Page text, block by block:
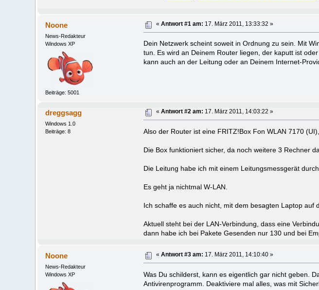
Noone
News-Redakteur
Windows XP
Beiträge: 5001
«Antwort #1 am: 17. März 2011, 13:33:32 »
Dein Netzwerk scheint soweit in Ordnung zu sein. Mit
tun. Es wird an Deinem Router liegen, der kaputt ist
kann auch an der Leitung oder an Deinem Internet-
dreggsagg
Windows 1.0
Beiträge: 8
«Antwort #2 am: 17. März 2011, 14:03:22 »
Also der Router ist eine FRITZ!Box Fon WLAN 7170
Die Box funktioniert sicher, da noch weitere 3 Rechner
Die Leitung habe ich mit einem Leitungsmessgerät
Es geht ja nichtmal W-LAN.
Ich schaffe es auch nicht, mit dem besagten Laptop auf
Aktuell steht bei der LAN-Verbindung, dass eine
dann habe ich bei Pakete Gesenden nur 130 und bei
Noone
News-Redakteur
Windows XP
«Antwort #3 am: 17. März 2011, 14:10:40 »
Was Du schilderst, kann es eigentlich gar nicht geben.
Antivirenprogramm. Deaktiviere mal alles, was mit